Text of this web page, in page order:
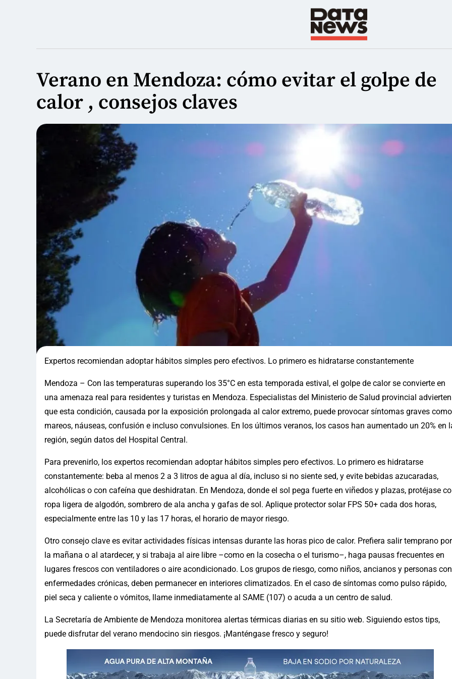
Verano en Mendoza: cómo evitar el golpe de
calor , consejos claves
Expertos recomiendan adoptar hábitos simples pero efectivos. Lo primero es hidratarse constantemente
Mendoza – Con las temperaturas superando los 35°C en esta temporada estival, el golpe de calor se convierte en
una amenaza real para residentes y turistas en Mendoza. Especialistas del Ministerio de Salud provincial advierten
que esta condición, causada por la exposición prolongada al calor extremo, puede provocar síntomas graves como
mareos, náuseas, confusión e incluso convulsiones. En los últimos veranos, los casos han aumentado un 20% en
región, según datos del Hospital Central.
Para prevenirlo, los expertos recomiendan adoptar hábitos simples pero efectivos. Lo primero es hidratarse
constantemente: beba al menos 2 a 3 litros de agua al día, incluso si no siente sed, y evite bebidas azucaradas,
alcohólicas o con cafeína que deshidratan. En Mendoza, donde el sol pega fuerte en viñedos y plazas, protéjase
ropa ligera de algodón, sombrero de ala ancha y gafas de sol. Aplique protector solar FPS 50+ cada dos horas,
especialmente entre las 10 y las 17 horas, el horario de mayor riesgo.
Otro consejo clave es evitar actividades físicas intensas durante las horas pico de calor. Prefiera salir temprano por
la mañana o al atardecer, y si trabaja al aire libre –como en la cosecha o el turismo–, haga pausas frecuentes en
lugares frescos con ventiladores o aire acondicionado. Los grupos de riesgo, como niños, ancianos y personas con
enfermedades crónicas, deben permanecer en interiores climatizados. En el caso de síntomas como pulso rápido,
piel seca y caliente o vómitos, llame inmediatamente al SAME (107) o acuda a un centro de salud.
La Secretaría de Ambiente de Mendoza monitorea alertas térmicas diarias en su sitio web. Siguiendo estos tips,
puede disfrutar del verano mendocino sin riesgos. ¡Manténgase fresco y seguro!